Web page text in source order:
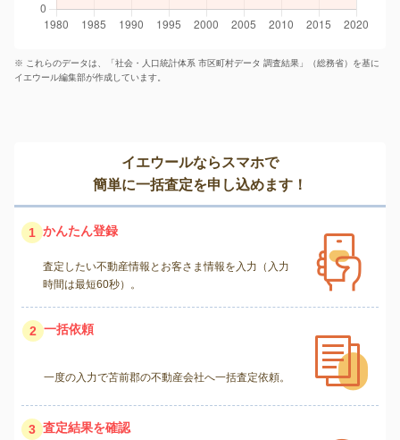
※ これらのデータは、「社会・人口統計体系 市区町村データ 調査結果」（総務省）を基に
イエウール編集部が作成しています。
イエウールならスマホで
簡単に一括査定を申し込めます！
1 かんたん登録
査定したい不動産情報とお客さま情報を入力（入力
時間は最短60秒）。
2 一括依頼
一度の入力で苫前郡の不動産会社へ一括査定依頼。
3 査定結果を確認